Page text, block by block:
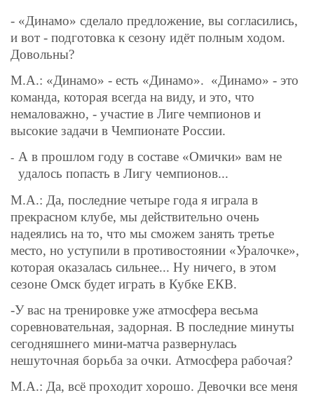
- «Динамо» сделало предложение, вы согласились,
и вот - подготовка к сезону идёт полным ходом.
Довольны?
М.А.: «Динамо» - есть «Динамо». «Динамо» - это
команда, которая всегда на виду, и это, что
немаловажно, - участие в Лиге чемпионов и
высокие задачи в Чемпионате России.
- А в прошлом году в составе «Омички» вам не
удалось попасть в Лигу чемпионов...
М.А.: Да, последние четыре года я играла в
прекрасном клубе, мы действительно очень
надеялись на то, что мы сможем занять третье
место, но уступили в противостоянии «Уралочке»,
которая оказалась сильнее... Ну ничего, в этом
сезоне Омск будет играть в Кубке ЕКВ.
-У вас на тренировке уже атмосфера весьма
соревновательная, задорная. В последние минуты
сегодняшнего мини-матча развернулась
нешуточная борьба за очки. Атмосфера рабочая?
М.А.: Да, всё проходит хорошо. Девочки все меня